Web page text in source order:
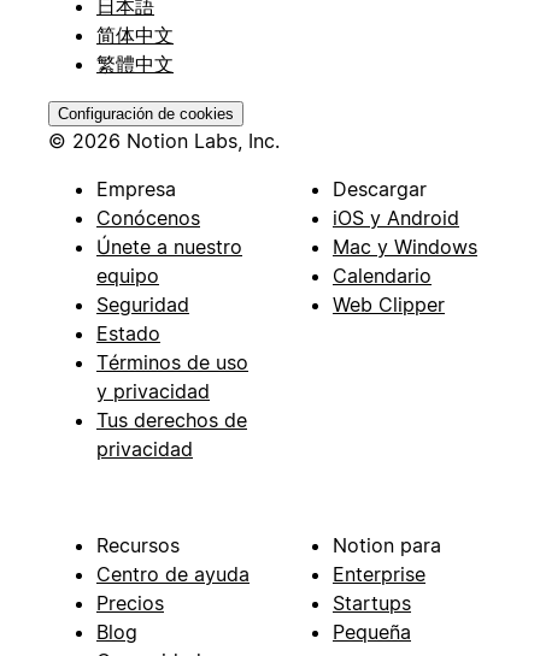
日本語
简体中文
繁體中文
Configuración de cookies
© 2026 Notion Labs, Inc.
Empresa
Conócenos
Únete a nuestro
equipo
Seguridad
Estado
Términos de uso
y privacidad
Tus derechos de
privacidad
Descargar
iOS y Android
Mac y Windows
Calendario
Web Clipper
Recursos
Centro de ayuda
Precios
Blog
Notion para
Enterprise
Startups
Pequeña